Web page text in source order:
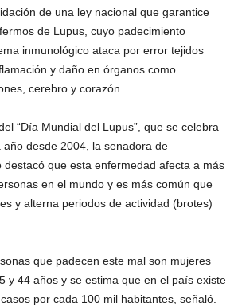
de una ley nacional que garantice
de Lupus, cuyo padecimiento
inmunológico ataca por error tejidos
y daño en órganos como
cerebro y corazón.
“Día Mundial del Lupus”, que se celebra
desde 2004, la senadora de
destacó que esta enfermedad afecta a más
en el mundo y es más común que
y alterna periodos de actividad (brotes)
que padecen este mal son mujeres
y 44 años y se estima que en el país existe
por cada 100 mil habitantes, señaló.